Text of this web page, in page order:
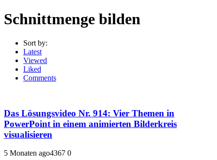
Schnittmenge bilden
Sort by:
Latest
Viewed
Liked
Comments
Das Lösungsvideo Nr. 914: Vier Themen in
PowerPoint in einem animierten Bilderkreis
visualisieren
5 Monaten ago4367 0